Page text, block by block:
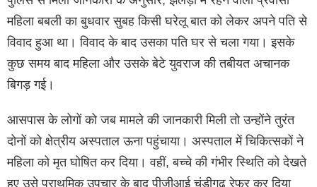
महिला बबली का बुधवार सुबह किसी घरेलू बात को लेकर अपने पति से
विवाद हुआ था। विवाद के बाद उसका पति घर से चला गया। इसके
कुछ समय बाद महिला और उसके बेटे युवराज की तबीयत अचानक
बिगड़ गई।
आसपास के लोगों को जब मामले की जानकारी मिली तो उन्होंने तुरंत
दोनों को क्षेत्रीय अस्पताल ऊना पहुंचाया। अस्पताल में चिकित्सकों ने
महिला को मृत घोषित कर दिया। वहीं, बच्चे की गंभीर स्थिति को देखते
हुए उसे प्राथमिक उपचार के बाद पीजीआई चंडीगढ़ रेफर कर दिया